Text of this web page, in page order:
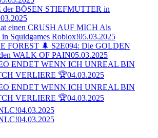
BÖSEN STIEFMUTTER in
einen CRUSH AUF MICH Als
Squidgames Roblox!05.03.2025
FOREST 🌲 S2E094: Die GOLDEN
WALK OF PAIN05.03.2025
ENDET WENN ICH UNREAL BIN
VERLIERE 🏆04.03.2025
ENDET WENN ICH UNREAL BIN
VERLIERE 🏆04.03.2025
04.03.2025
04.03.2025